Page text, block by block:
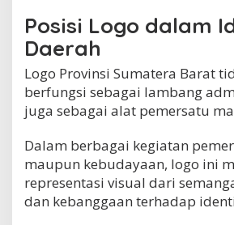
Posisi Logo dalam
Daerah
Logo Provinsi Sumatera Barat
berfungsi sebagai lambang
juga sebagai alat pemersatu
Dalam berbagai kegiatan
maupun kebudayaan, logo ini
representasi visual dari
dan kebanggaan terhadap